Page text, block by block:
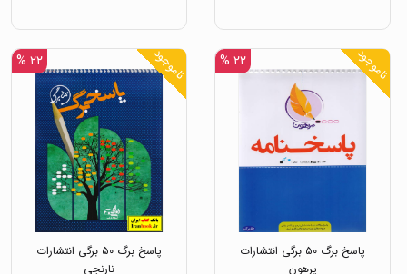
ناموجود ۲۲ %
پاسخ برگ ۵۰ برگی انتشارات
پرهون
ناموجود ۲۲ %
پاسخ برگ ۵۰ برگی انتشارات
نارنجی